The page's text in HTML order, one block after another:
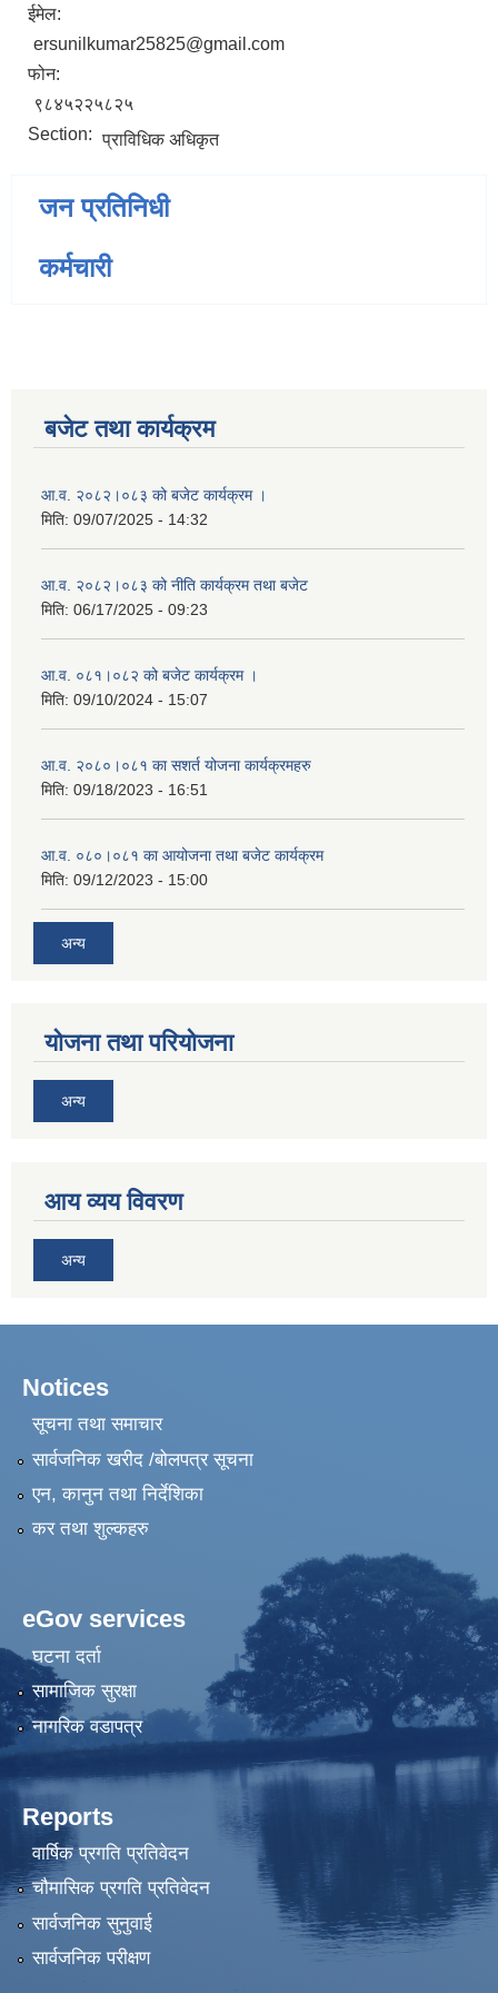
ईमेल:
ersunilkumar25825@gmail.com
फोन:
९८४५२२५८२५
Section: प्राविधिक अधिकृत
जन प्रतिनिधी
कर्मचारी
बजेट तथा कार्यक्रम
आ.व. २०८२।०८३ को बजेट कार्यक्रम ।
मिति: 09/07/2025 - 14:32
आ.व. २०८२।०८३ को नीति कार्यक्रम तथा बजेट
मिति: 06/17/2025 - 09:23
आ.व. ०८१।०८२ को बजेट कार्यक्रम ।
मिति: 09/10/2024 - 15:07
आ.व. २०८०।०८१ का सशर्त योजना कार्यक्रमहरु
मिति: 09/18/2023 - 16:51
आ.व. ०८०।०८१ का आयोजना तथा बजेट कार्यक्रम
मिति: 09/12/2023 - 15:00
अन्य
योजना तथा परियोजना
अन्य
आय व्यय विवरण
अन्य
Notices
सूचना तथा समाचार
सार्वजनिक खरीद /बोलपत्र सूचना
एन, कानुन तथा निर्देशिका
कर तथा शुल्कहरु
eGov services
घटना दर्ता
सामाजिक सुरक्षा
नागरिक वडापत्र
Reports
वार्षिक प्रगति प्रतिवेदन
चौमासिक प्रगति प्रतिवेदन
सार्वजनिक सुनुवाई
सार्वजनिक परीक्षण